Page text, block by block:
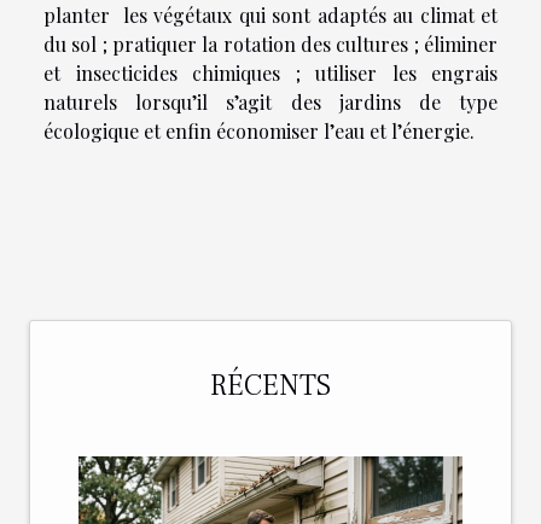
planter les végétaux qui sont adaptés au climat et
du sol ; pratiquer la rotation des cultures ; éliminer
et insecticides chimiques ; utiliser les engrais
naturels lorsqu’il s’agit des jardins de type
écologique et enfin économiser l’eau et l’énergie.
RÉCENTS